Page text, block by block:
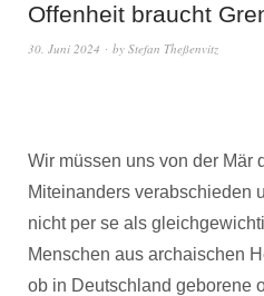
Offenheit braucht
30. Juni 2024 by Stefan Theßenvitz
Wir müssen uns von der Mär
Miteinanders verabschieden
nicht per se als
Menschen aus archaischen
ob in Deutschland geborene